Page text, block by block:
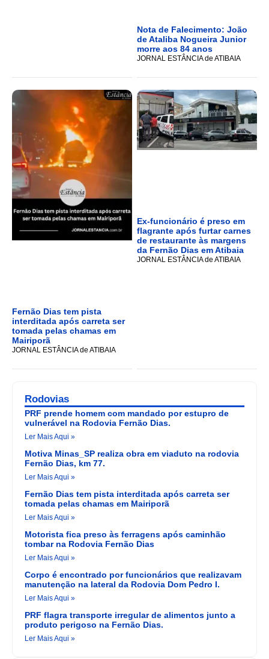
Nota de Falecimento: João
de Ataliba Nogueira Junior
morre aos 84 anos
JORNAL ESTÂNCIA de ATIBAIA
Fernão Dias tem pista
interditada após carreta ser
tomada pelas chamas em
Mairiporã
JORNAL ESTÂNCIA de ATIBAIA
Ex-funcionário é preso em
flagrante após furtar carnes
de restaurante às margens
da Fernão Dias em Atibaia
JORNAL ESTÂNCIA de ATIBAIA
Rodovias
PRF prende homem com mandado por estupro de
vulnerável na Rodovia Fernão Dias.
Ler Mais Aqui »
Motiva Minas_SP realiza obra em viaduto na rodovia
Fernão Dias, km 77.
Ler Mais Aqui »
Fernão Dias tem pista interditada após carreta ser
tomada pelas chamas em Mairiporã
Ler Mais Aqui »
Motorista fica preso às ferragens após caminhão
tombar na Rodovia Fernão Dias
Ler Mais Aqui »
Corpo é encontrado por funcionários que realizavam
manutenção na lateral da Rodovia Dom Pedro I.
Ler Mais Aqui »
PRF flagra transporte irregular de alimentos junto a
produto perigoso na Fernão Dias.
Ler Mais Aqui »